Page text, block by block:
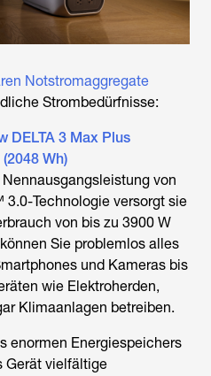
Notstromaggregate
Strombedürfnisse:
DELTA 3 Max Plus
Wh)
von
Technologie versorgt sie
von bis zu 3900 W
Sie problemlos alles
und Kameras bis
wie Elektroherden,
Klimaanlagen betreiben.
enormen Energiespeichers
Gerät vielfältige